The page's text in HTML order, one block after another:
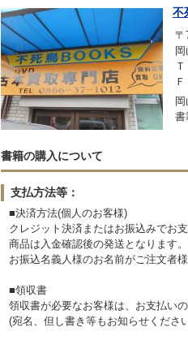
不
〒
書籍の購入について
支払方法等：
■決済方法(個人のお客様)
クレジット決済またはお振込みでお
商品は入金確認後の発送となります。
お振込名義人様のお名前がご注文者
■領収書
領収書が必要なお客様は、お支払い
(宛名、但し書き等もお知らせくださ